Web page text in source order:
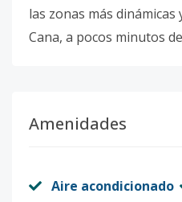
las zonas más
Cana, a pocos minutos
Amenidades
Aire acondicionado